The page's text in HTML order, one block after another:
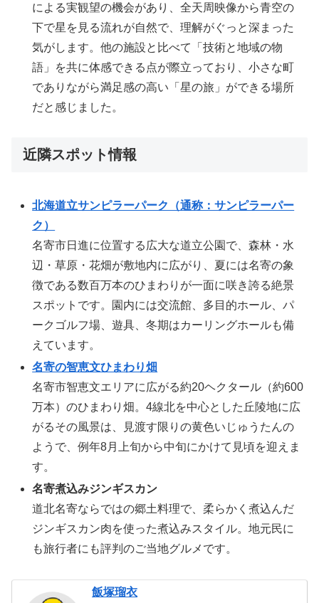
による実観望の機会があり、全天周映像から青空の
下で星を見る流れが自然で、理解がぐっと深まった
気がします。他の施設と比べて「技術と地域の物
語」を共に体感できる点が際立っており、小さな町
でありながら満足感の高い「星の旅」ができる場所
だと感じました。
近隣スポット情報
北海道立サンピラーパーク（通称：サンピラーパー
ク）
名寄市日進に位置する広大な道立公園で、森林・水
辺・草原・花畑が敷地内に広がり、夏には名寄の象
徴である数百万本のひまわりが一面に咲き誇る絶景
スポットです。園内には交流館、多目的ホール、パ
ークゴルフ場、遊具、冬期はカーリングホールも備
えています。
名寄の智恵文ひまわり畑
名寄市智恵文エリアに広がる約20ヘクタール（約600
万本）のひまわり畑。4線北を中心とした丘陵地に広
がるその風景は、見渡す限りの黄色いじゅうたんの
ようで、例年8月上旬から中旬にかけて見頃を迎えま
す。
名寄煮込みジンギスカン
道北名寄ならではの郷土料理で、柔らかく煮込んだ
ジンギスカン肉を使った煮込みスタイル。地元民に
も旅行者にも評判のご当地グルメです。
飯塚瑠衣